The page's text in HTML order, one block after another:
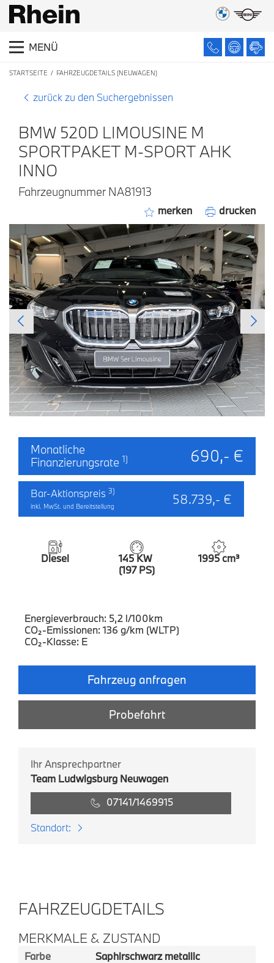
MENÜ
STARTSEITE FAHRZEUGDETAILS (NEUWAGEN)
zurück zu den Suchergebnissen
BMW 520D LIMOUSINE M
SPORTPAKET M-SPORT AHK
INNO
Fahrzeugnummer NA81913
merken drucken
Monatliche
Finanzierungsrate 1) 690,- €
Bar-Aktionspreis 3)
inkl. MwSt. und Bereitstellung 58.739,- €
Diesel
145 KW
(197 PS)
1995 cm³
Energieverbrauch: 5,2 l/100km
CO₂-Emissionen: 136 g/km (WLTP)
CO₂-Klasse: E
Fahrzeug anfragen
Probefahrt
Ihr Ansprechpartner
Team Ludwigsburg Neuwagen
07141/1469915
Standort:
FAHRZEUGDETAILS
MERKMALE & ZUSTAND
Farbe
Saphirschwarz metallic